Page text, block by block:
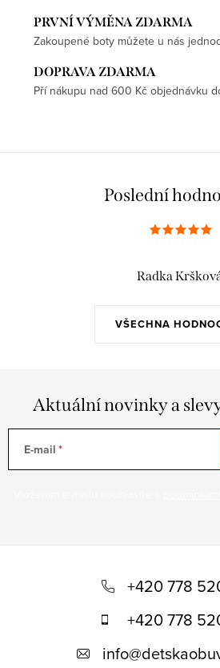
PRVNÍ VÝMĚNA ZDARMA
Zakoupené boty můžete u nás
DOPRAVA ZDARMA
Pří nákupu nad 600 Kč objednávku
Poslední
VŠECHNA
Radka
Aktuální novinky a
E-mail
+420 778
+420 778
info@